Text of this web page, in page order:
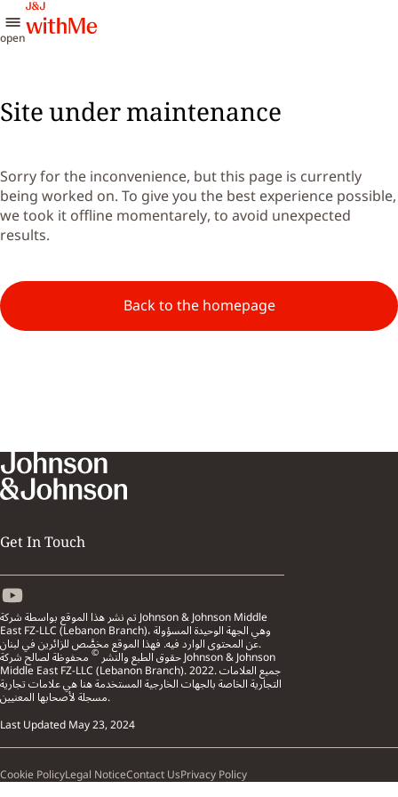
open
Site under maintenance
Sorry for the inconvenience, but this page is currently
being worked on. To give you the best experience possible,
we took it offline momentarely, to avoid unexpected
results.
Back to the homepage
Get In Touch
تم نشر هذا الموقع بواسطة شركة Johnson & Johnson Middle
East FZ-LLC (Lebanon Branch)، وهي الجهة الوحيدة المسؤولة
عن المحتوى الوارد فيه. فهذا الموقع مخصَّص للزائرين في لبنان.
حقوق الطبع والنشر©محفوظة لصالح شركة Johnson & Johnson
Middle East FZ-LLC (Lebanon Branch). 2022. جميع العلامات
التجارية الخاصة بالجهات الخارجية المستخدمة هنا هي علامات تجارية
مسجلة لأصحابها المعنيين.
Last UpdatedMay 23, 2024
Cookie PolicyLegal NoticeContact UsPrivacy Policy